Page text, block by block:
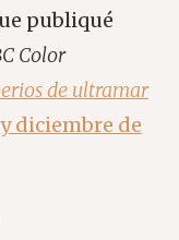
publiqué
Color
de ultramar
diciembre de